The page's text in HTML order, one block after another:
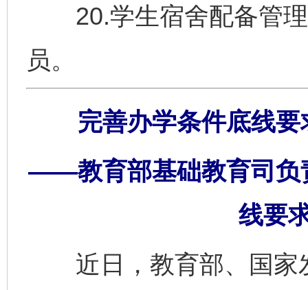
20.学生宿舍配备管理
员。
完善办学条件底线
——教育部基础教育司负
线要
近日，教育部、国家